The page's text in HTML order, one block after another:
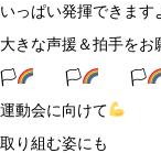
いっぱい発揮できます
大きな声援＆拍手をお
🏳‍
🏳‍ 🏳‍
運動会に向けて
取り組む姿にも